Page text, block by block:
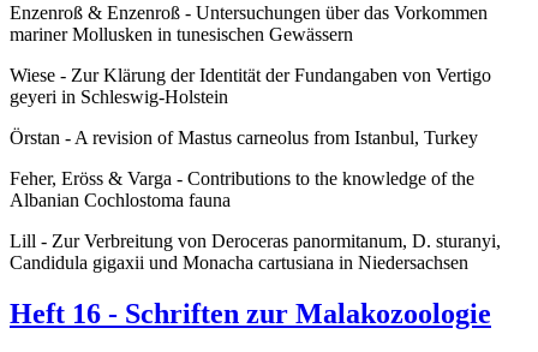
Enzenroß & Enzenroß - Untersuchungen über das Vorkommen
mariner Mollusken in tunesischen Gewässern
Wiese - Zur Klärung der Identität der Fundangaben von Vertigo
geyeri in Schleswig-Holstein
Örstan - A revision of Mastus carneolus from Istanbul, Turkey
Feher, Eröss & Varga - Contributions to the knowledge of the
Albanian Cochlostoma fauna
Lill - Zur Verbreitung von Deroceras panormitanum, D. sturanyi,
Candidula gigaxii und Monacha cartusiana in Niedersachsen
Heft 16 - Schriften zur Malakozoologie